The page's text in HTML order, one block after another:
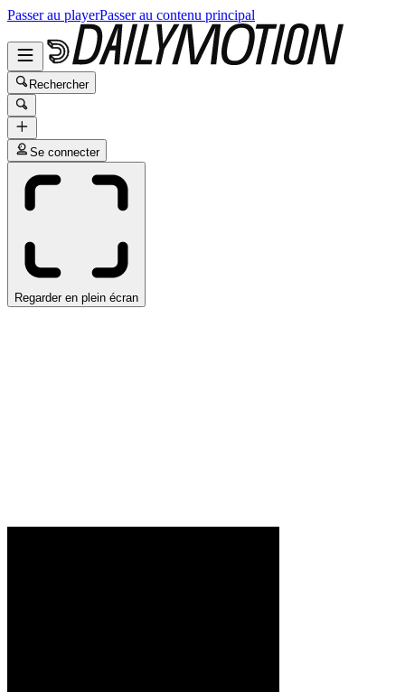
Passer au playerPasser au contenu principal
Rechercher
Se connecter
Regarder en plein écran